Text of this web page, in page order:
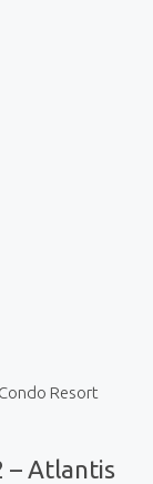
Resort
– Atlantis